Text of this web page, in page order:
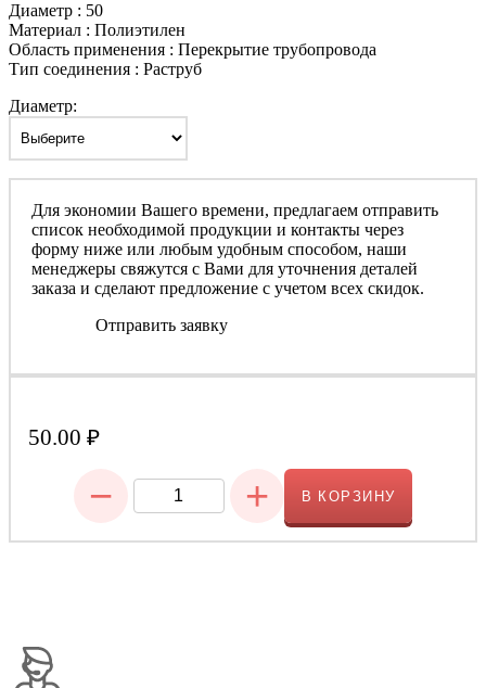
Диаметр : 50
Материал : Полиэтилен
Область применения : Перекрытие трубопровода
Тип соединения : Раструб
Диаметр:
Для экономии Вашего времени, предлагаем отправить
список необходимой продукции и контакты через
форму ниже или любым удобным способом, наши
менеджеры свяжутся с Вами для уточнения деталей
заказа и сделают предложение с учетом всех скидок.
Отправить заявку
50.00 ₽
− + В КОРЗИНУ